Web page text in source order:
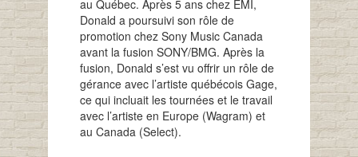
au Québec. Après 5 ans chez EMI,
Donald a poursuivi son rôle de
promotion chez Sony Music Canada
avant la fusion SONY/BMG. Après la
fusion, Donald s’est vu offrir un rôle de
gérance avec l’artiste québécois Gage,
ce qui incluait les tournées et le travail
avec l’artiste en Europe (Wagram) et
au Canada (Select).